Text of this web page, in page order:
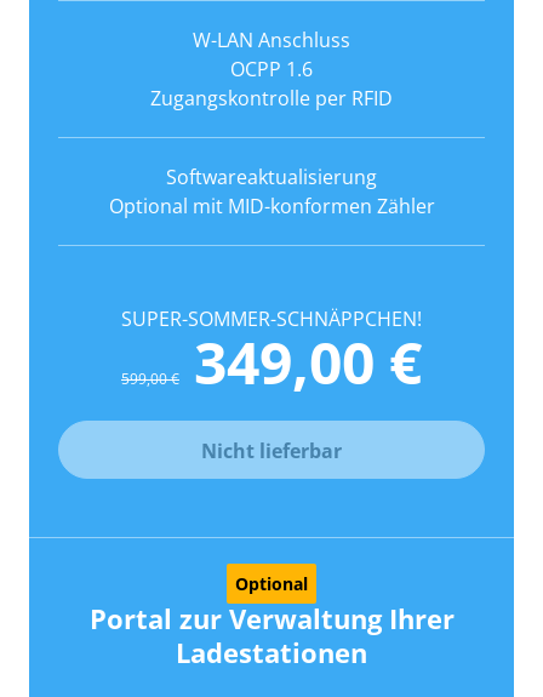
W-LAN Anschluss
OCPP 1.6
Zugangskontrolle per RFID
Softwareaktualisierung
Optional mit MID-konformen Zähler
SUPER-SOMMER-SCHNÄPPCHEN!
599,00 € 349,00 €
Nicht lieferbar
Optional
Portal zur Verwaltung Ihrer
Ladestationen